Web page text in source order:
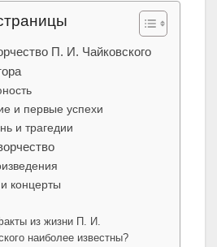
П. И. Чайковского
и первые успехи
и трагедии
концерты
из жизни П. И.
наиболее известны?